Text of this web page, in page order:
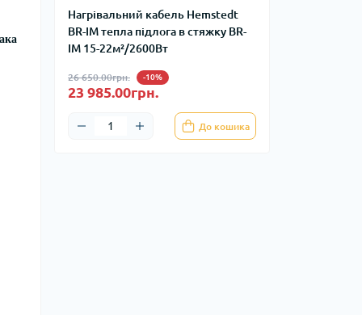
Нагрівальний кабель Hemstedt
BR-IM тепла підлога в стяжку BR-
IM 15-22м²/2600Вт
26 650.00грн. -10%
23 985.00грн.
До кошика